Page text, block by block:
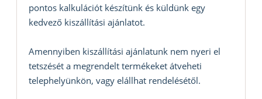
pontos kalkulációt készítünk és küldünk egy
kedvező kiszállítási ajánlatot.
Amennyiben kiszállítási ajánlatunk nem nyeri el
tetszését a megrendelt termékeket átveheti
telephelyünkön, vagy elállhat rendelésétől.